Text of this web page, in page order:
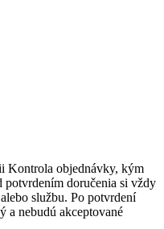
Kontrola objednávky, kým
potvrdením doručenia si vždy
službu. Po potvrdení
a nebudú akceptované